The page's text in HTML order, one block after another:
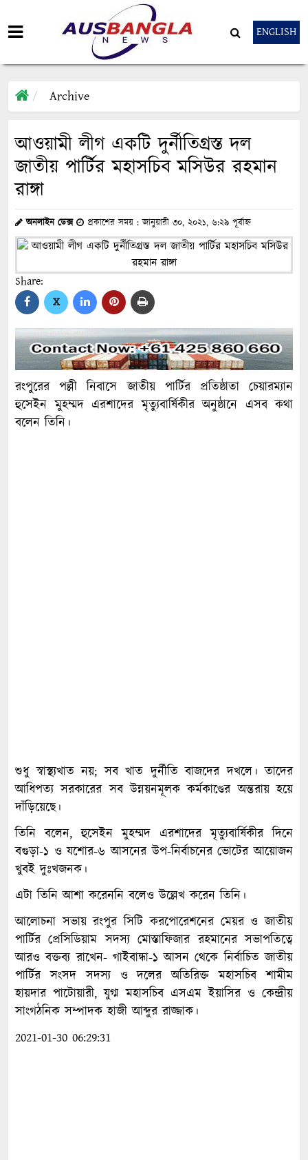
ENGLISH
Archive
আওয়ামী লীগ একটি দুর্নীতিগ্রস্ত দল
জাতীয় পার্টির মহাসচিব মসিউর রহমান
রাঙ্গা
অনলাইন ডেক্স প্রকাশের সময় : জানুয়ারী ৩০, ২০২১, ৬:২৯ পূর্বাহ্ন
Share:
X
রংপুরের পল্লী নিবাসে জাতীয় পার্টির প্রতিষ্ঠাতা চেয়ারম্যান
হুসেইন মুহম্মদ এরশাদের মৃত্যুবার্ষিকীর অনুষ্ঠানে এসব কথা
বলেন তিনি।
শুধু স্বাস্থ্যখাত নয়; সব খাত দুর্নীতি বাজদের দখলে। তাদের
আধিপত্য সরকারের সব উন্নয়নমূলক কর্মকাণ্ডের অন্তরায় হয়ে
দাঁড়িয়েছে।
তিনি বলেন, হুসেইন মুহম্মদ এরশাদের মৃত্যুবার্ষিকীর দিনে
বগুড়া-১ ও যশোর-৬ আসনের উপ-নির্বাচনের ভোটের আয়োজন
খুবই দুঃখজনক।
এটা তিনি আশা করেননি বলেও উল্লেখ করেন তিনি।
আলোচনা সভায় রংপুর সিটি করপোরেশনের মেয়র ও জাতীয়
পার্টির প্রেসিডিয়াম সদস্য মোস্তাফিজার রহমানের সভাপতিত্বে
আরও বক্তব্য রাখেন- গাইবান্ধা-১ আসন থেকে নির্বাচিত জাতীয়
পার্টির সংসদ সদস্য ও দলের অতিরিক্ত মহাসচিব শামীম
হায়দার পাটোয়ারী, যুগ্ম মহাসচিব এসএম ইয়াসির ও কেন্দ্রীয়
সাংগঠনিক সম্পাদক হাজী আব্দুর রাজ্জাক।
2021-01-30 06:29:31